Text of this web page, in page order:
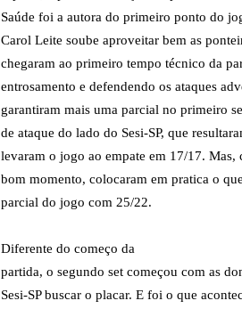
Saúde foi a autora do primeiro ponto do
Carol Leite soube aproveitar bem as
chegaram ao primeiro tempo técnico da
entrosamento e defendendo os ataques
garantiram mais uma parcial no primeiro
de ataque do lado do Sesi-SP, que
levaram o jogo ao empate em 17/17. Mas,
bom momento, colocaram em pratica o
parcial do jogo com 25/22.
Diferente do começo da
partida, o segundo set começou com as
Sesi-SP buscar o placar. E foi o que